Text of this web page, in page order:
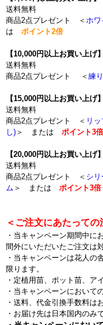
送料無料
商品2点プレゼント ＜ ホワ
は ポイント2倍
【10,000円以上お買い上げ】
送料無料
商品2点プレゼント ＜ 練
【15,000円以上お買い上げ】
送料無料
商品2点プレゼント ＜ リ
し) ＞ または ポイント3倍
【20,000円以上お買い上げ】
送料無料
商品2点プレゼント ＜ シ
ム ＞ または ポイント3倍
＜ご注文にあたっての
・当キャンペーン期間中に
間外にいただいたご注文は
・当キャンペーンは花人の
限ります。
・定植用苗、ポット苗、ア
・当キャンペーンにおいて
・送料、代金引換手数料は
・お届け先は日本国内のみで